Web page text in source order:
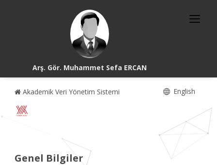
Arş. Gör. Muhammet Sefa ERCAN
Akademik Veri Yönetim Sistemi English
Genel Bilgiler